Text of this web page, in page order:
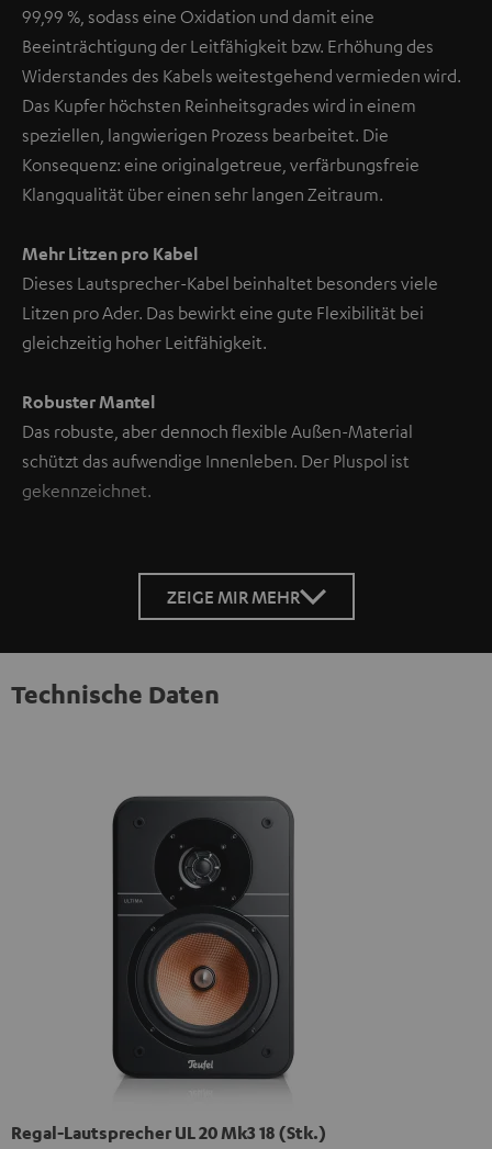
99,99 %, sodass eine Oxidation und damit eine
Beeinträchtigung der Leitfähigkeit bzw. Erhöhung des
Widerstandes des Kabels weitestgehend vermieden wird.
Das Kupfer höchsten Reinheitsgrades wird in einem
speziellen, langwierigen Prozess bearbeitet. Die
Konsequenz: eine originalgetreue, verfärbungsfreie
Klangqualität über einen sehr langen Zeitraum.
Mehr Litzen pro Kabel
Dieses Lautsprecher-Kabel beinhaltet besonders viele
Litzen pro Ader. Das bewirkt eine gute Flexibilität bei
gleichzeitig hoher Leitfähigkeit.
Robuster Mantel
Das robuste, aber dennoch flexible Außen-Material
schützt das aufwendige Innenleben. Der Pluspol ist
gekennzeichnet.
ZEIGE MIR MEHR
Technische Daten
Regal-Lautsprecher UL 20 Mk3 18 (Stk.)